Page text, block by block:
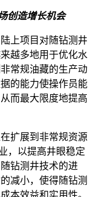
创造增长机会
上项目对随钻测井
越多地用于优化水
常规油​​藏的生产动
的能力使操作员能
而最大限度地提高
扩展到非常规资源
，以提高井眼稳定
钻测井技术的进
减小，使得随钻测
本效益和实用性。